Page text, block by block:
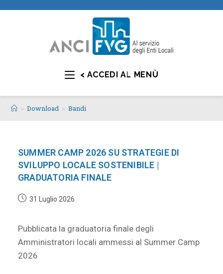
< ACCEDI AL MENÙ
> Download > Bandi
SUMMER CAMP 2026 SU STRATEGIE DI
SVILUPPO LOCALE SOSTENIBILE |
GRADUATORIA FINALE
31 Luglio 2026
Pubblicata la graduatoria finale degli
Amministratori locali ammessi al Summer Camp
2026